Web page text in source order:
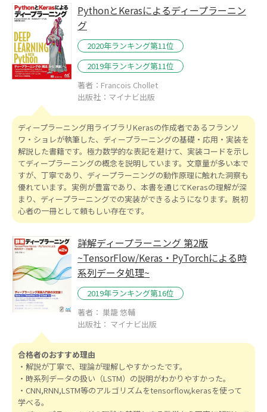
PythonとKerasによるディープラーニン
グ
2020年ランキング第11位
2019年ランキング第11位
著者：Francois Chollet
出版社：マイナビ出版
ディープラーニング用ライブラリKerasの作成者であるフランソ
ワ・ショレが執筆した、ディープラーニングの基礎・応用・実装を
解説した書籍です。極力数学的な表記を避けて、実装コードを示し
てディープラーニングの概念を説明しています。文章量が多い本で
すが、丁寧であり、ディープラーニングの動作原理に触れた洞察も
優れています。実例が豊富であり、本書を通じてKerasの理解が深
まり、ディープラーニングでの実装ができるようになります。脱初
心者の一冊として頼もしい存在です。
詳解ディープラーニング 第2版
~TensorFlow/Keras・PyTorchによる時
系列データ処理~
2019年ランキング第16位
著者： 巣籠 悠輔
出版社： マイナビ出版
合格者のおすすめ理由
・解説が丁寧で、理論が理解しやすかったです。
・時系列データの扱い（LSTM）の説明がわかりやすかった。
・CNN,RNN,LSTM等のアルゴリズムをtensorflow,kerasを使って
学べる。